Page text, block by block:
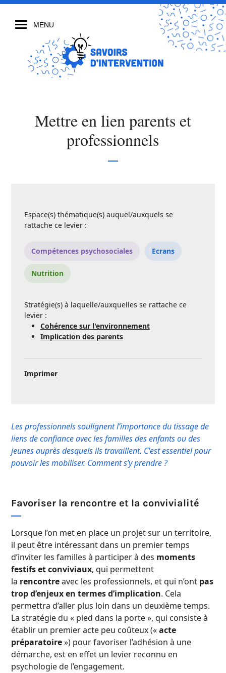
MENU
Mettre en lien parents et
professionnels
Espace(s) thématique(s) auquel/auxquels se
rattache ce levier :
Compétences psychosociales Ecrans
Nutrition
Stratégie(s) à laquelle/auxquelles se rattache ce
levier :
Cohérence sur l'environnement
Implication des parents
Imprimer
Les professionnels soulignent l’importance du tissage de
liens de confiance avec les familles des enfants ou des
jeunes auprès desquels ils travaillent. C'est essentiel pour
pouvoir les mobiliser. Comment s’y prendre ?
Favoriser la rencontre et la convivialité
Lorsque l’on met en place un projet sur un territoire,
il peut être intéressant dans un premier temps
d’inviter les familles à participer à des moments
festifs et conviviaux, qui permettent
la rencontreavec les professionnels, et qui n’ont pas
trop d’enjeux en termes d’implication. Cela
permettra d’aller plus loin dans un deuxième temps.
La stratégie du « pied dans la porte », qui consiste à
établir un premier acte peu coûteux («acte
préparatoire») pour favoriser l’adhésion à une
démarche, est en effet un levier reconnu en
psychologie de l’engagement.